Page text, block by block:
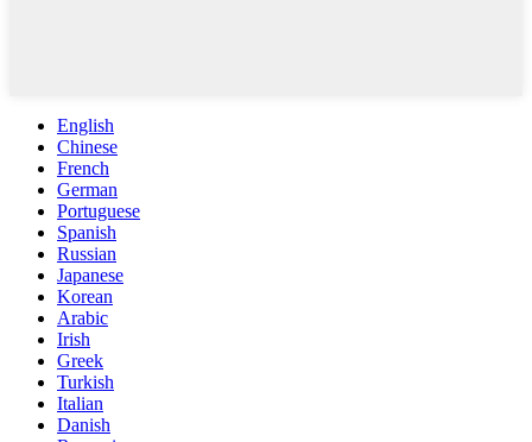
English
Chinese
French
German
Portuguese
Spanish
Russian
Japanese
Korean
Arabic
Irish
Greek
Turkish
Italian
Danish